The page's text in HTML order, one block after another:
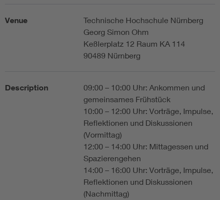
Venue
Technische Hochschule Nürnberg
Georg Simon Ohm
Keßlerplatz 12 Raum KA 114
90489 Nürnberg
Description
09:00 – 10:00 Uhr: Ankommen und
gemeinsames Frühstück
10:00 – 12:00 Uhr: Vorträge, Impulse,
Reflektionen und Diskussionen
(Vormittag)
12:00 – 14:00 Uhr: Mittagessen und
Spazierengehen
14:00 – 16:00 Uhr: Vorträge, Impulse,
Reflektionen und Diskussionen
(Nachmittag)